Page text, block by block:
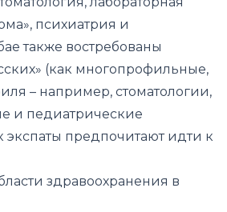
психиатрия и
также востребованы
(как многопрофильные,
– например, стоматологии,
и педиатрические
экспаты предпочитают идти к
здравоохранения в